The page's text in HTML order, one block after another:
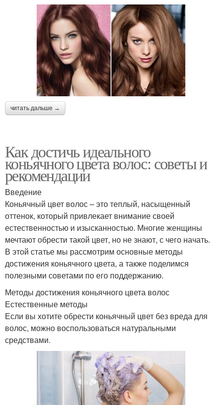
читать дальше →
Как достичь идеального
коньячного цвета волос: советы и
рекомендации
Введение
Коньячный цвет волос – это теплый, насыщенный
оттенок, который привлекает внимание своей
естественностью и изысканностью. Многие женщины
мечтают обрести такой цвет, но не знают, с чего начать.
В этой статье мы рассмотрим основные методы
достижения коньячного цвета, а также поделимся
полезными советами по его поддержанию.
Методы достижения коньячного цвета волос
Естественные методы
Если вы хотите обрести коньячный цвет без вреда для
волос, можно воспользоваться натуральными
средствами.